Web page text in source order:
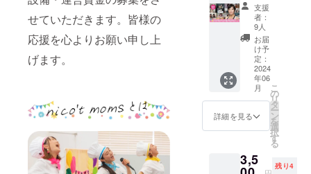
せていただきます。皆様の
応援を心よりお願い申し上
げます。
援よろ
しくお
願いい
たしま
す。 ※
画像は
イメー
ジです
※お礼
メッ
セージ
CAMPF
メッ
moms
なおお
姉さ
ん、ゆ
きお姉
さんと
劇団四
季時代
の同
期！）
日時：5
0〜
11:00
がろ
う】 6/3
は語呂
合わせ
で…ム
サの
日！NY
からオ
ンライ
ンで元
劇団四
佐仁美
（むさ
支援
者：
9人
お届
け予
定：
2024
年06
月
詳細を見る
こ
の
リ
タ
ー
ン
を
選
択
す
る
3,5 残り4